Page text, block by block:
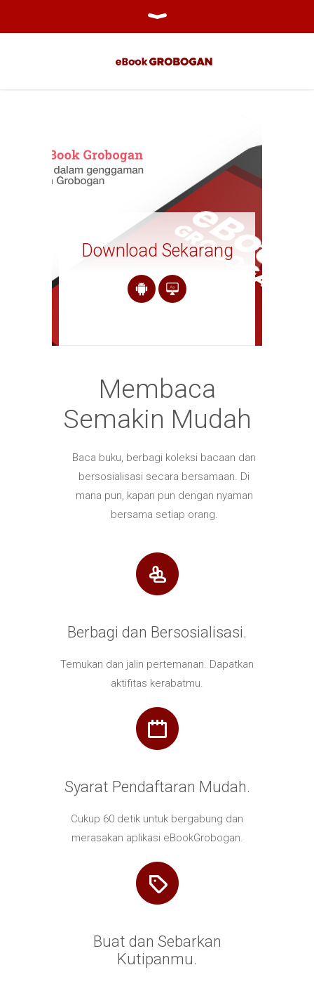
Download Sekarang
Membaca
Semakin Mudah
Baca buku, berbagi koleksi bacaan dan
bersosialisasi secara bersamaan. Di
mana pun, kapan pun dengan nyaman
bersama setiap orang.
Berbagi dan Bersosialisasi.
Temukan dan jalin pertemanan. Dapatkan
aktifitas kerabatmu.
Syarat Pendaftaran Mudah.
Cukup 60 detik untuk bergabung dan
merasakan aplikasi eBookGrobogan.
Buat dan Sebarkan
Kutipanmu.